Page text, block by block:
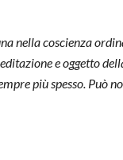
nella coscienza
e oggetto
più spesso. Può